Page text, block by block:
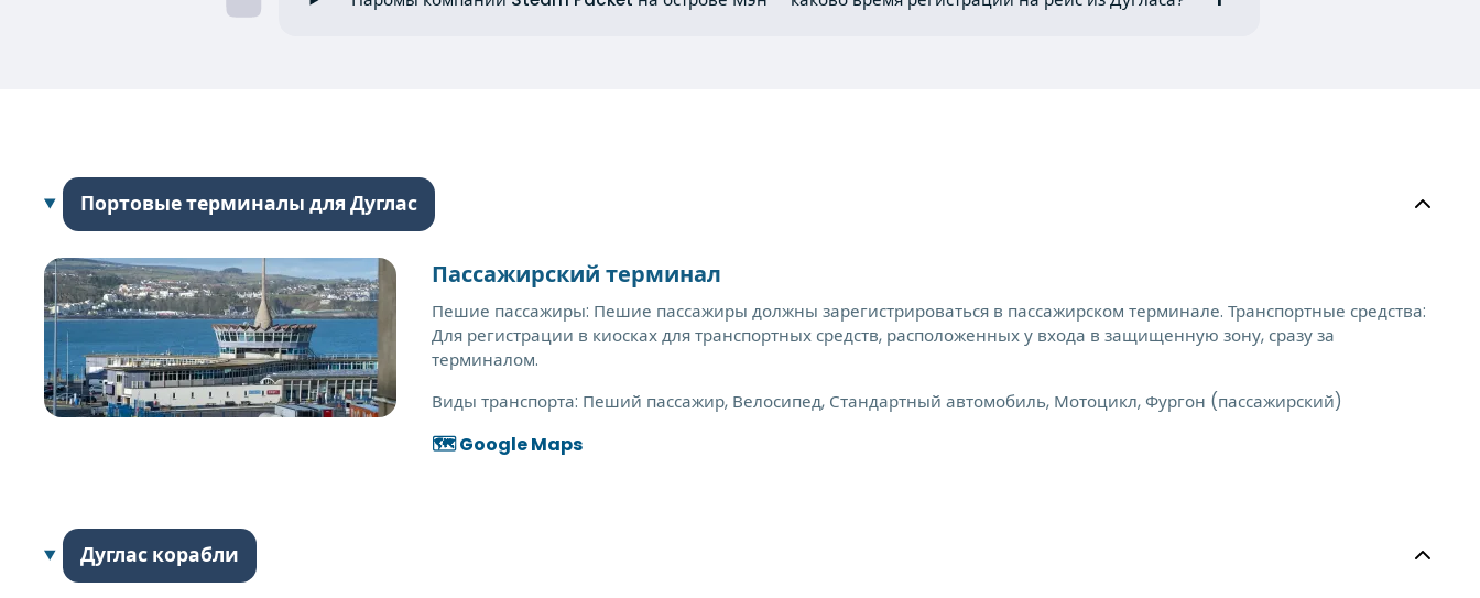
Портовые терминалы для Дуглас
Пассажирский терминал
Пешие пассажиры: Пешие пассажиры должны зарегистрироваться в пассажирском терминале. Транспортные средства:
Для регистрации в киосках для транспортных средств, расположенных у входа в защищенную зону, сразу за
терминалом.
Виды транспорта: Пеший пассажир, Велосипед, Стандартный автомобиль, Мотоцикл, Фургон (пассажирский)
🗺️ Google Maps
Дуглас корабли